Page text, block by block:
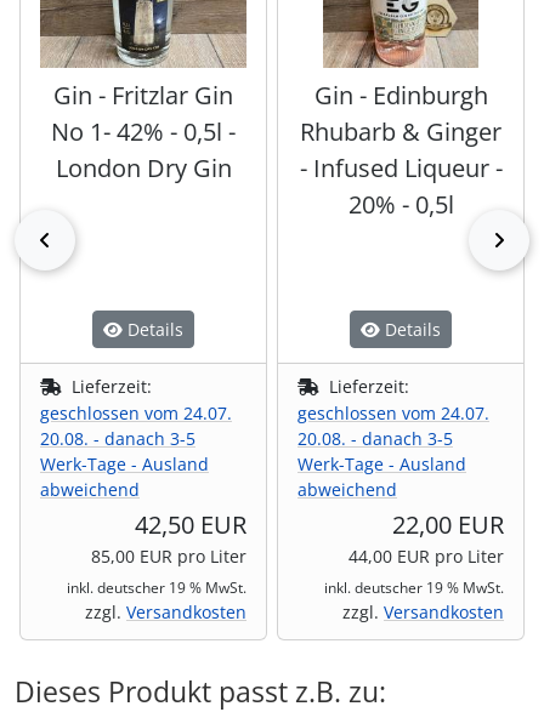
Gin - Fritzlar Gin
No 1- 42% - 0,5l -
London Dry Gin
Details
Lieferzeit:
geschlossen vom 24.07.
20.08. - danach 3-5
Werk-Tage - Ausland
abweichend
42,50 EUR
85,00 EUR pro Liter
inkl. deutscher 19 % MwSt.
zzgl. Versandkosten
Gin - Edinburgh
Rhubarb & Ginger
- Infused Liqueur -
20% - 0,5l
Details
Lieferzeit:
geschlossen vom 24.07.
20.08. - danach 3-5
Werk-Tage - Ausland
abweichend
22,00 EUR
44,00 EUR pro Liter
inkl. deutscher 19 % MwSt.
zzgl. Versandkosten
Dieses Produkt passt z.B. zu: